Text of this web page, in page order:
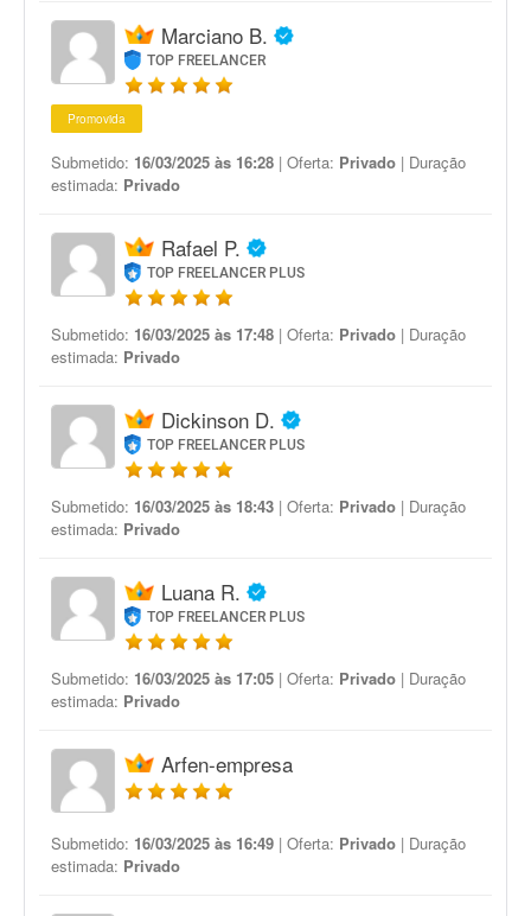
Marciano B.
TOP FREELANCER
Promovida
Submetido: 16/03/2025 às 16:28 | Oferta: Privado | Duração
estimada: Privado
Rafael P.
TOP FREELANCER PLUS
Submetido: 16/03/2025 às 17:48 | Oferta: Privado | Duração
estimada: Privado
Dickinson D.
TOP FREELANCER PLUS
Submetido: 16/03/2025 às 18:43 | Oferta: Privado | Duração
estimada: Privado
Luana R.
TOP FREELANCER PLUS
Submetido: 16/03/2025 às 17:05 | Oferta: Privado | Duração
estimada: Privado
Arfen-empresa
Submetido: 16/03/2025 às 16:49 | Oferta: Privado | Duração
estimada: Privado